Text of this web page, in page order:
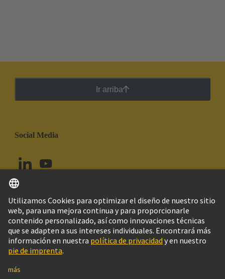
Ir arriba
Social Media
Ecuador Español
© Grupo Tecnológico HARTING
Imprint